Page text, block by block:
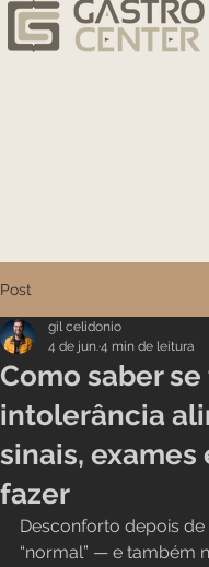
Post
Como saber
intolerância
sinais, exames
fazer
gil celidonio
4 de jun.4 min de leitura
Desconforto depois
“normal” — e também